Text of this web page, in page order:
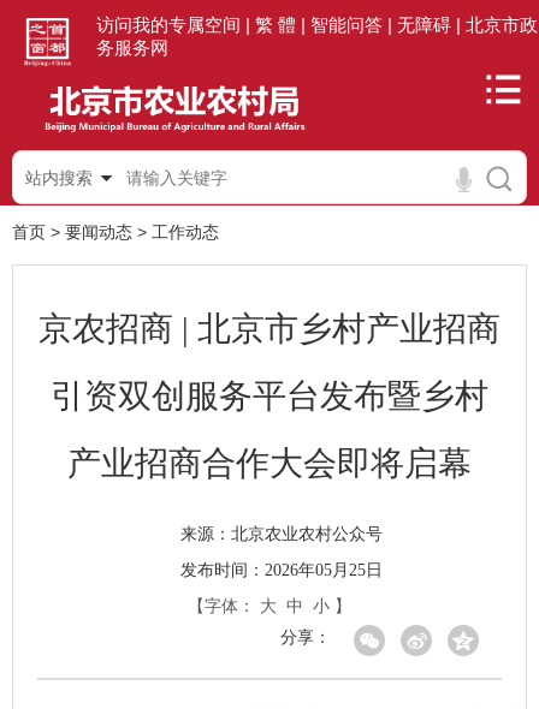
访问我的专属空间 | 繁 體 | 智能问答 | 无障碍 | 北京市政
务服务网
站内搜索
首页 > 要闻动态 > 工作动态
京农招商 | 北京市乡村产业招商
引资双创服务平台发布暨乡村
产业招商合作大会即将启幕
来源： 北京农业农村公众号
发布时间：2026年05月25日
【字体：
大 中 小 】
分享：